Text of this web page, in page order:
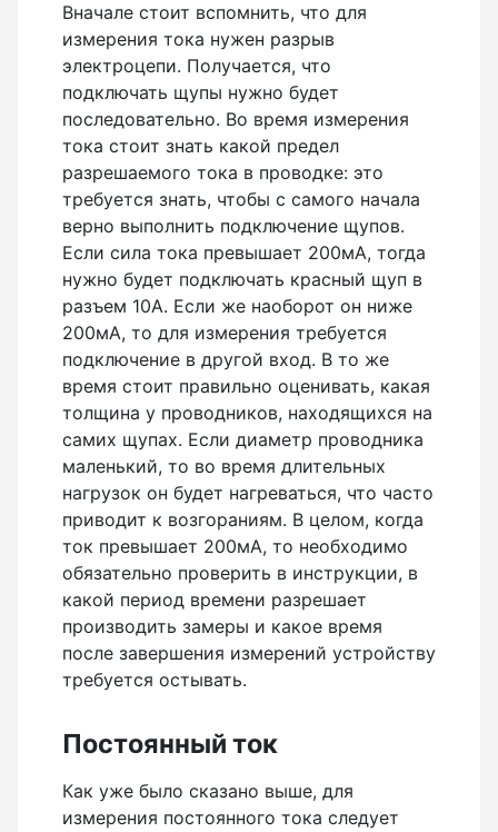
Вначале стоит вспомнить, что для
измерения тока нужен разрыв
электроцепи. Получается, что
подключать щупы нужно будет
последовательно. Во время измерения
тока стоит знать какой предел
разрешаемого тока в проводке: это
требуется знать, чтобы с самого начала
верно выполнить подключение щупов.
Если сила тока превышает 200мА, тогда
нужно будет подключать красный щуп в
разъем 10А. Если же наоборот он ниже
200мА, то для измерения требуется
подключение в другой вход. В то же
время стоит правильно оценивать, какая
толщина у проводников, находящихся на
самих щупах. Если диаметр проводника
маленький, то во время длительных
нагрузок он будет нагреваться, что часто
приводит к возгораниям. В целом, когда
ток превышает 200мА, то необходимо
обязательно проверить в инструкции, в
какой период времени разрешает
производить замеры и какое время
после завершения измерений устройству
требуется остывать.
Постоянный ток
Как уже было сказано выше, для
измерения постоянного тока следует